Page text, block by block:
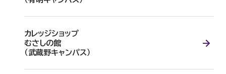
カレッジショップ
むさしの館
（武蔵野キャンパス）